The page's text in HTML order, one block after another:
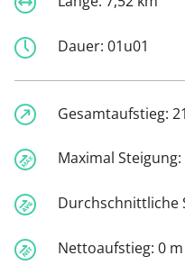
Dauer: 01u01
Gesamtaufstieg:
Maximal Steigung:
Durchschnittliche
Nettoaufstieg: 0 m